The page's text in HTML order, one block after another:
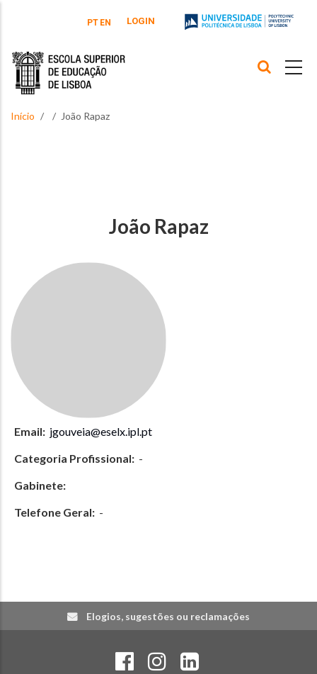
PT EN LOGIN
Início João Rapaz
João Rapaz
Email: jgouveia@eselx.ipl.pt
Categoria Profissional: -
Gabinete:
Telefone Geral: -
Elogios, sugestões ou reclamações